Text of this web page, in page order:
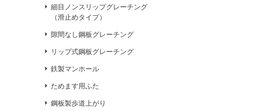
細目ノンスリップグレーチング
（滑止めタイプ）
隙間なし鋼板グレーチング
リップ式鋼板グレーチング
鉄製マンホール
ためます用ふた
鋼板製歩道上がり